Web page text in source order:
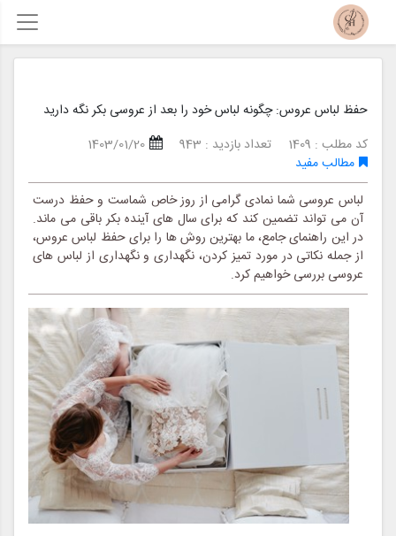
حفظ لباس عروس: چگونه لباس خود را بعد از عروسی بکر نگه دارید
کد مطلب : 1409
تعداد بازدید : 943
1403/01/20
مطالب مفید
لباس عروسی شما نمادی گرامی از روز خاص شماست و حفظ درست
آن می تواند تضمین کند که برای سال های آینده بکر باقی می ماند.
در این راهنمای جامع، ما بهترین روش ها را برای حفظ لباس عروس،
از جمله نکاتی در مورد تمیز کردن، نگهداری و نگهداری از لباس های
عروسی بررسی خواهیم کرد.